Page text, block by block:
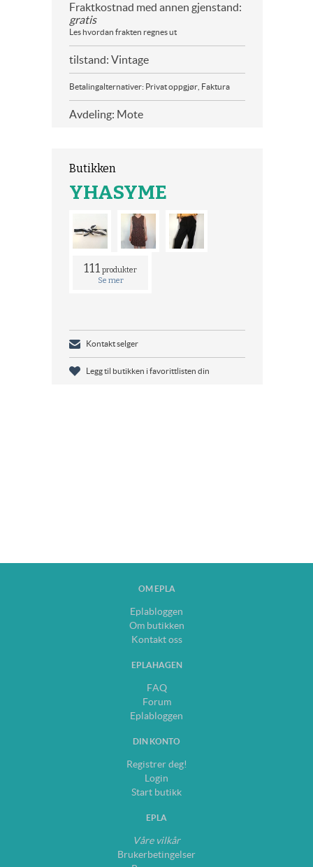
Fraktkostnad med annen gjenstand:
gratis
Les hvordan frakten regnes ut
tilstand: Vintage
Betalingalternativer: Privat oppgjør, Faktura
Avdeling: Mote
Butikken
YHASYME
111 produkter
Se mer
Kontakt selger
Legg til butikken i favorittlisten din
OM EPLA
Eplabloggen
Om butikken
Kontakt oss
EPLAHAGEN
FAQ
Forum
Eplabloggen
DIN KONTO
Registrer deg!
Login
Start butikk
EPLA
Våre vilkår
Brukerbetingelser